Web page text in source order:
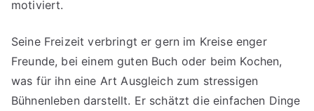
motiviert.
Seine Freizeit verbringt er gern im Kreise enger
Freunde, bei einem guten Buch oder beim Kochen,
was für ihn eine Art Ausgleich zum stressigen
Bühnenleben darstellt. Er schätzt die einfachen Dinge